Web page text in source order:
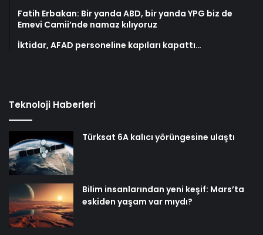
Fatih Erbakan: Bir yanda ABD, bir yanda YPG biz de
Emevi Camii’nde namaz kılıyoruz
İktidar, AFAD personeline kapıları kapattı…
Teknoloji Haberleri
Türksat 6A kalıcı yörüngesine ulaştı
Bilim insanlarından yeni keşif: Mars’ta
eskiden yaşam var mıydı?